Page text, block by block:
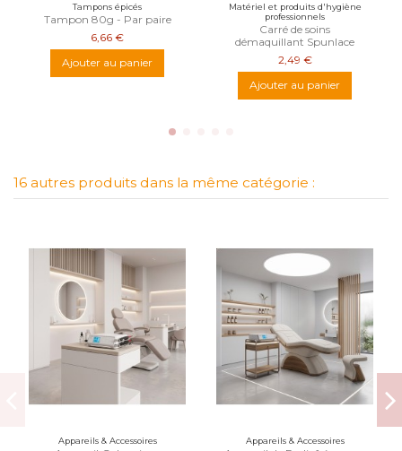
Tampons épicés
Tampon 80g - Par paire
6,66 €
Ajouter au panier
Matériel et produits d'hygiène
professionnels
Carré de soins
démaquillant Spunlace
2,49 €
Ajouter au panier
16 autres produits dans la même catégorie :
Appareils & Accessoires Appareils & Accessoires